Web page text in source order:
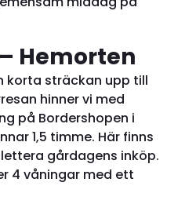
Hemorten
korta sträckan upp till
hinner vi med
på Bordershopen i
1,5 timme. Här finns
gårdagens inköp.
4 våningar med ett